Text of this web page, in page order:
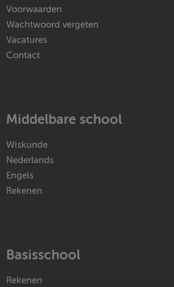
Voorwaarden
Wachtwoord vergeten
Vacatures
Contact
Middelbare school
Wiskunde
Nederlands
Engels
Rekenen
Basisschool
Rekenen